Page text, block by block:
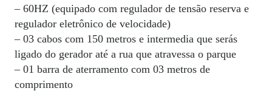
– 60HZ (equipado com regulador de tensão reserva e
regulador eletrônico de velocidade)
– 03 cabos com 150 metros e intermedia que serás
ligado do gerador até a rua que atravessa o parque
– 01 barra de aterramento com 03 metros de
comprimento